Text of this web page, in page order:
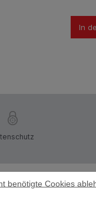
In
benötigte Cookies